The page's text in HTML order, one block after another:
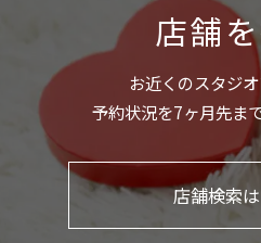
店舗
お近くのスタジ
予約状況を7ヶ月先ま
店舗検索